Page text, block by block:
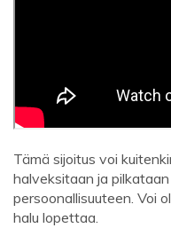
Tämä sijoitus voi
halveksitaan ja
persoonallisuuteen. Voi
halu lopettaa.